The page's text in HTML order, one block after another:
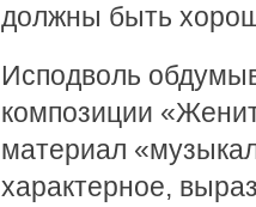
должны быть
Исподволь
композиции
материал
характерное,